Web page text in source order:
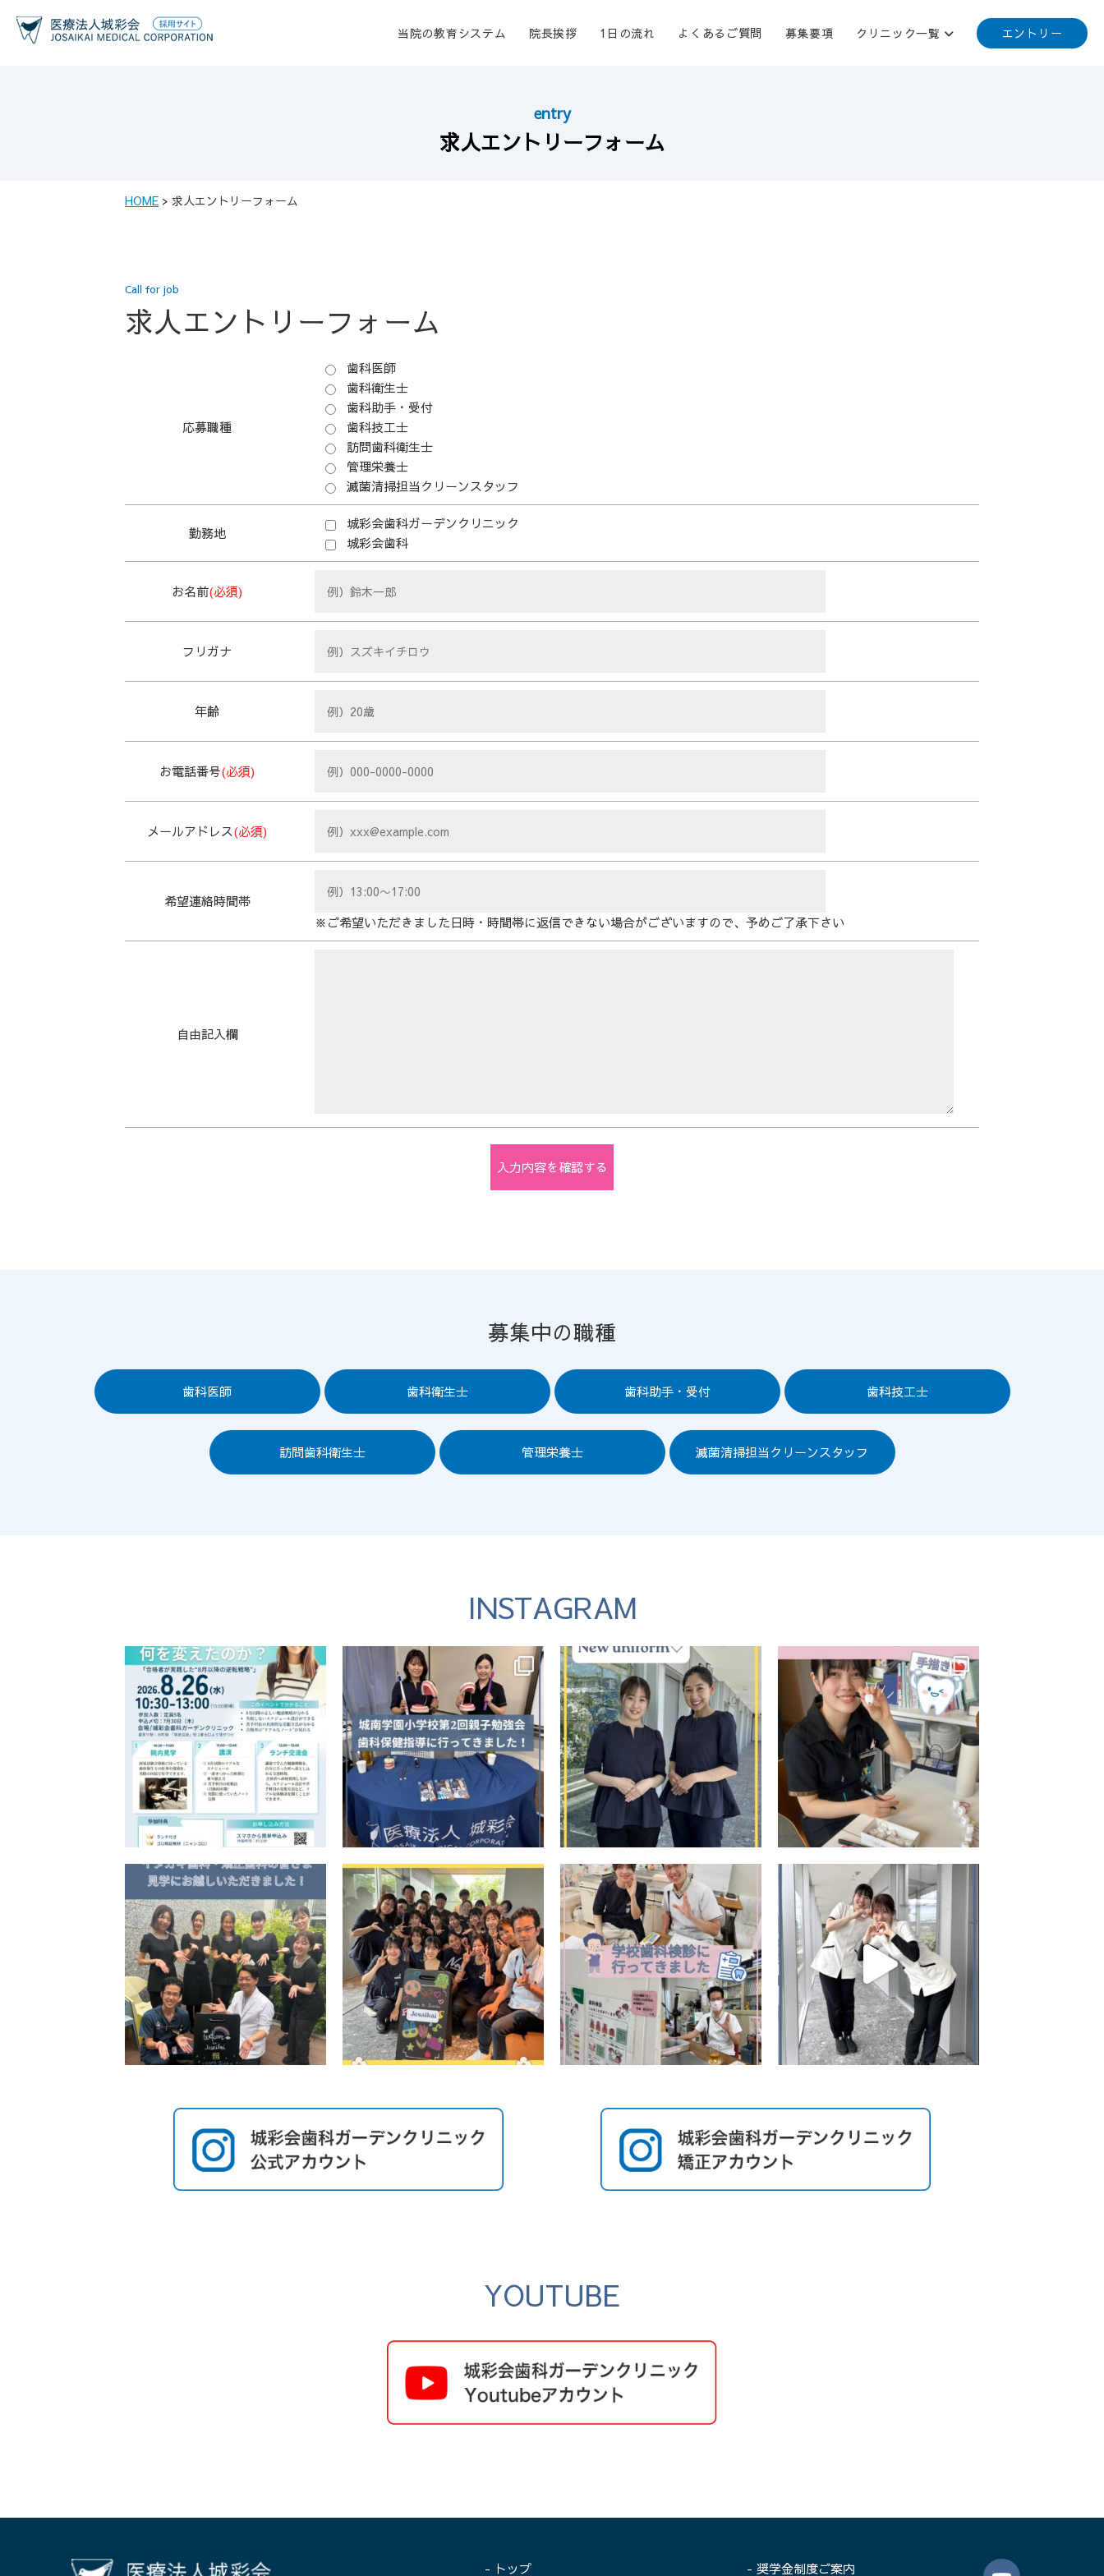
当院の教育システム 院長挨拶 1日の流れ よくあるご質問 募集要項 クリニック一覧 エントリー
entry
求人エントリーフォーム
HOME > 求人エントリーフォーム
Call for job
求人エントリーフォーム
応募職種
歯科医師
歯科衛生士
歯科助手・受付
歯科技工士
訪問歯科衛生士
管理栄養士
滅菌清掃担当クリーンスタッフ
勤務地
城彩会歯科ガーデンクリニック
城彩会歯科
お名前(必須)
フリガナ
年齢
お電話番号(必須)
メールアドレス(必須)
希望連絡時間帯
※ご希望いただきました日時・時間帯に返信できない場合がございますので、予めご了承下さい
自由記入欄
募集中の職種
歯科医師 歯科衛生士 歯科助手・受付 歯科技工士
訪問歯科衛生士 管理栄養士 滅菌清掃担当クリーンスタッフ
INSTAGRAM
YOUTUBE
- トップ - 奨学金制度ご案内